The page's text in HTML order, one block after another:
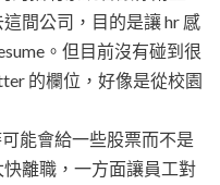
間公司，目的是讓 hr 感
。但目前沒有碰到很
的欄位，好像是從校園
能會給一些股票而不是
離職，一方面讓員工對